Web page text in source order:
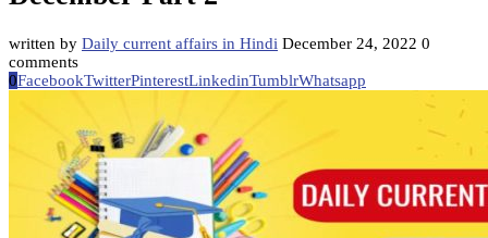
written by Daily current affairs in Hindi December 24, 2022 0
comments
0FacebookTwitterPinterestLinkedinTumblrWhatsapp